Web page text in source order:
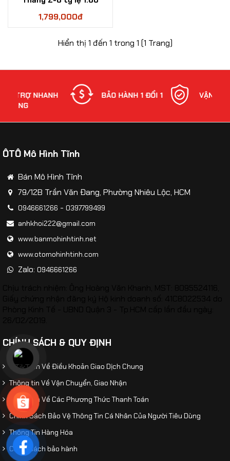
Mô hinh xe Ô TÔ
Mô hình lắp ráp
Máy bay dân sự
1,799,000đ
Hiển thị 1 đến 1 trong 1 (1 Trang)
BẢO HÀNH 1 ĐỔI 1 VẬN CHUYỂN
ÔTÔ Mô Hình Tĩnh
Bán Mô Hình Tĩnh
79/12B Trần Văn Đang, Phường Nhiêu Lộc, HCM
0946661266 - 0397799499
anhkhoi222@gmail.com
www.banmohinhtinh.net
www.otomohinhtinh.com
Zalo: 0946661266
CHÍNH SÁCH & QUY ĐỊNH
Thông Tin Về Điều Khoản Giao Dịch Chung
Thông tin Về Vận Chuyển, Giao Nhận
Thông Tin Về Các Phương Thức Thanh Toán
Chính Sách Bảo Vệ Thông Tin Cá Nhân Của Người Tiêu Dùng
Thông Tin Hàng Hóa
Chính sách bảo hành